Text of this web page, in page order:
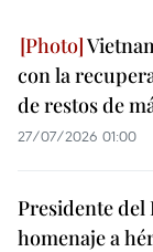
con la
de restos de
27/07/2026 01:00
Presidente
homenaje a